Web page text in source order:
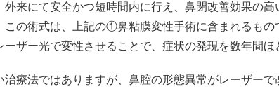
外来にて安全かつ短時間内に行え、鼻閉改善効果の
この術式は、上記の①鼻粘膜変性手術に含まれるもの
ーザー光で変性させることで、症状の発現を数年間ほ
治療法ではありますが、鼻腔の形態異常がレーザー